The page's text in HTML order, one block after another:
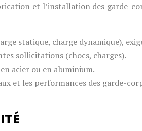
et l’installation des garde-
statique, charge dynamique),
sollicitations (chocs, charges).
acier ou en aluminium.
et les performances des garde-